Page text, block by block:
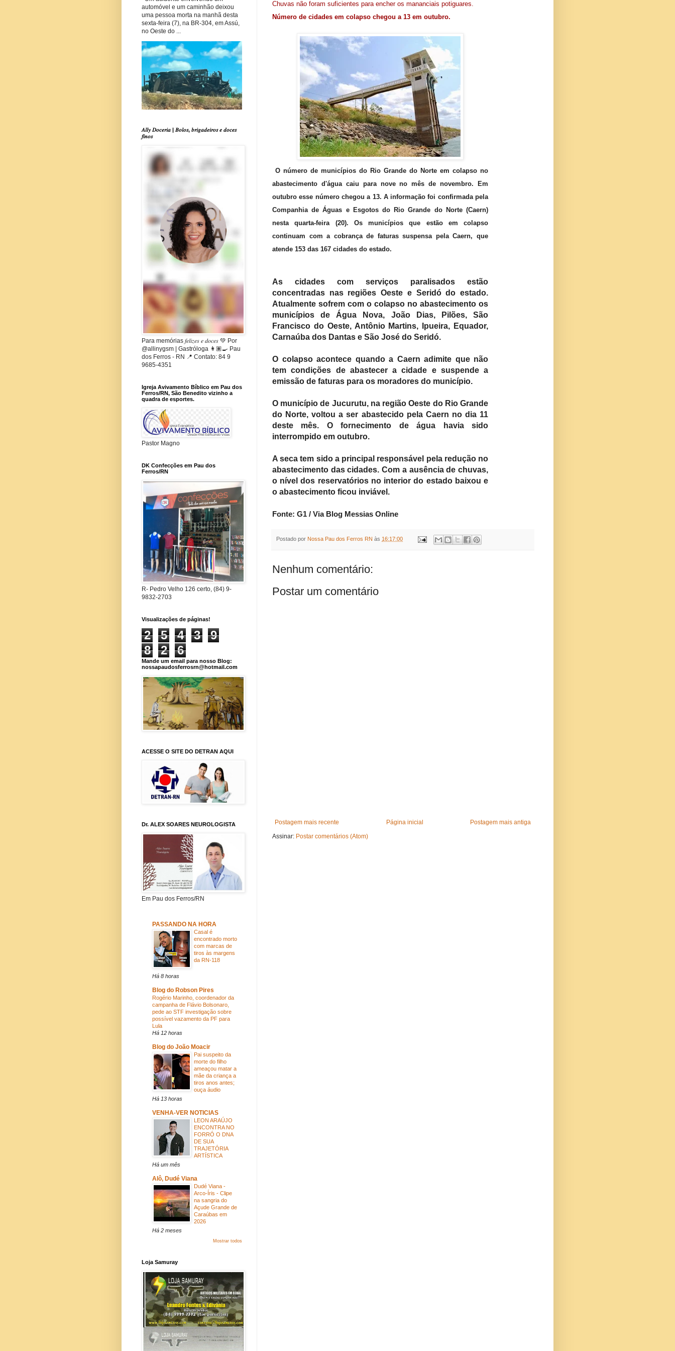
Chuvas não foram suficientes para encher os mananciais potiguares.
Número de cidades em colapso chegou a 13 em outubro.
O número de municípios do Rio Grande do Norte em colapso no
abastecimento d'água caiu para nove no mês de novembro. Em
outubro esse número chegou a 13. A informação foi confirmada pela
Companhia de Águas e Esgotos do Rio Grande do Norte (Caern)
nesta quarta-feira (20). Os municípios que estão em colapso
continuam com a cobrança de faturas suspensa pela Caern, que
atende 153 das 167 cidades do estado.
As cidades com serviços paralisados estão
concentradas nas regiões Oeste e Seridó do estado.
Atualmente sofrem com o colapso no abastecimento os
municípios de Água Nova, João Dias, Pilões, São
Francisco do Oeste, Antônio Martins, Ipueira, Equador,
Carnaúba dos Dantas e São José do Seridó.
O colapso acontece quando a Caern adimite que não
tem condições de abastecer a cidade e suspende a
emissão de faturas para os moradores do município.
O município de Jucurutu, na região Oeste do Rio Grande
do Norte, voltou a ser abastecido pela Caern no dia 11
deste mês. O fornecimento de água havia sido
interrompido em outubro.
A seca tem sido a principal responsável pela redução no
abastecimento das cidades. Com a ausência de chuvas,
o nível dos reservatórios no interior do estado baixou e
o abastecimento ficou inviável.
Fonte: G1 / Via Blog Messias Online
Postado por Nossa Pau dos Ferros RN às 16:17:00
Nenhum comentário:
Postar um comentário
Postagem mais recente Postagem mais antiga
Página inicial
Assinar: Postar comentários (Atom)
automóvel e um caminhão deixou
uma pessoa morta na manhã desta
sexta-feira (7), na BR-304, em Assú,
no Oeste do ...
𝐴𝑙𝑙𝑦 𝐷𝑜𝑐𝑒𝑟𝑖𝑎 | 𝐵𝑜𝑙𝑜𝑠, 𝑏𝑟𝑖𝑔𝑎𝑑𝑒𝑖𝑟𝑜𝑠 𝑒 𝑑𝑜𝑐𝑒𝑠
𝑓𝑖𝑛𝑜𝑠
Para memórias 𝑓𝑒𝑙𝑖𝑧𝑒𝑠 𝑒 𝑑𝑜𝑐𝑒𝑠 💚 Por
@allinygsm | Gastróloga 👩🏽‍🍳 Pau
dos Ferros - RN 📍 Contato: 84 9
9685-4351
Igreja Avivamento Bíblico em Pau dos
Ferros/RN, São Benedito vizinho a
quadra de esportes.
Pastor Magno
DK Confecções em Pau dos
Ferros/RN
R- Pedro Velho 126 certo, (84) 9-
9832-2703
Visualizações de páginas!
2 5 4 3
9
8
2 6
Mande um email para nosso Blog:
nossapaudosferrosrn@hotmail.com
ACESSE O SITE DO DETRAN AQUI
Dr. ALEX SOARES NEUROLOGISTA
Em Pau dos Ferros/RN
PASSANDO NA HORA
Casal é
encontrado morto
com marcas de
tiros às margens
da RN-118
Há 8 horas
Blog do Robson Pires
Rogério Marinho, coordenador da
campanha de Flávio Bolsonaro,
pede ao STF investigação sobre
possível vazamento da PF para
Lula
Há 12 horas
Blog do João Moacir
Pai suspeito da
morte do filho
ameaçou matar a
mãe da criança a
tiros anos antes;
ouça áudio
Há 13 horas
VENHA-VER NOTICIAS
LEON ARAÚJO
ENCONTRA NO
FORRÓ O DNA
DE SUA
TRAJETÓRIA
ARTÍSTICA
Há um mês
Alô, Dudé Viana
Dudé Viana -
Arco-Íris - Clipe
na sangria do
Açude Grande de
Caraúbas em
2026
Há 2 meses
Mostrar todos
Loja Samuray